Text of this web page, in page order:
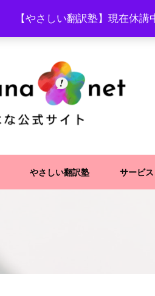
【やさしい翻訳塾】現在休
やさしい翻訳塾 サービス